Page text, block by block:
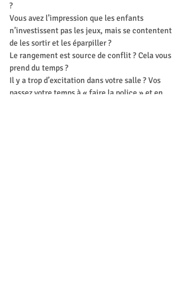
?
Vous avez l’impression que les enfants
n’investissent pas les jeux, mais se contentent
de les sortir et les éparpiller ?
Le rangement est source de conflit ? Cela vous
prend du temps ?
Il y a trop d’excitation dans votre salle ? Vos
passez votre temps à « faire la police » et en